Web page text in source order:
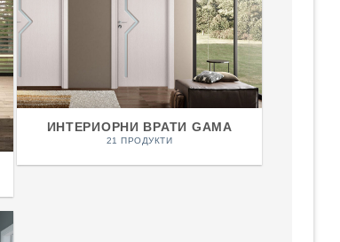
ИНТЕРИОРНИ ВРАТИ GAMA
21 ПРОДУКТИ